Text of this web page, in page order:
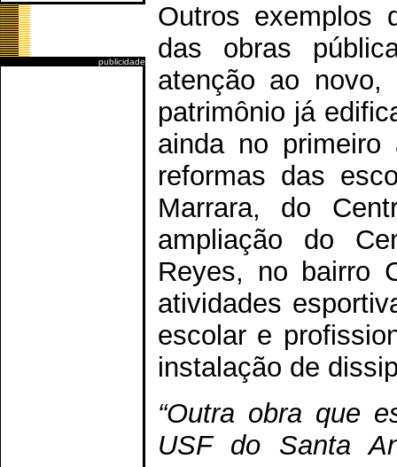
publicidade
Outros exemplos
das obras
atenção ao
patrimônio já
ainda no
reformas das
Marrara, do
ampliação do
Reyes, no bairro
atividades
escolar e
instalação de
“Outra obra que
USF do Santa